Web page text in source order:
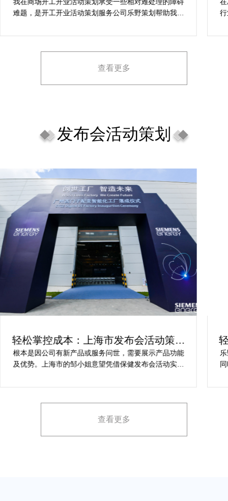
案精选
难题，是开工开业活动策划服务公司乐野策划帮助我完
场开工开业活动策划堪称完美，下次有计划还会选择乐
查看更多
发布会活动策划
轻松掌控成本：上海市发布会活动策划
方案指南
根本是因公司有新产品或服务问世，需要展示产品功能
及优势。上海市的邹小姐意望凭借保健发布会活动实现
占有率。在策划时间里却遇到这些难题缺乏专业的产品
展示方案，以最大化媒体报道和消费者关注。
查看更多